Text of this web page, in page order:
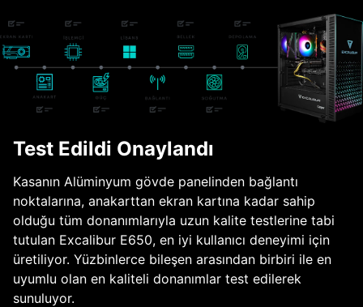
Test Edildi Onaylandı
Kasanın Alüminyum gövde panelinden bağlantı
noktalarına, anakarttan ekran kartına kadar sahip
olduğu tüm donanımlarıyla uzun kalite testlerine tabi
tutulan Excalibur E650, en iyi kullanıcı deneyimi için
üretiliyor. Yüzbinlerce bileşen arasından birbiri ile en
uyumlu olan en kaliteli donanımlar test edilerek
sunuluyor.